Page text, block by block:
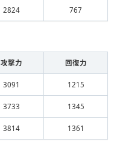
2824 767
攻撃力 回復力
3091 1215
3733 1345
3814 1361